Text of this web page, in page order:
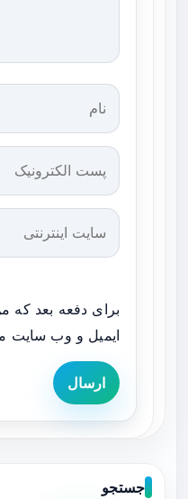
برای دفعه بعد که
ایمیل و وب سایت
ارسال
جستجو